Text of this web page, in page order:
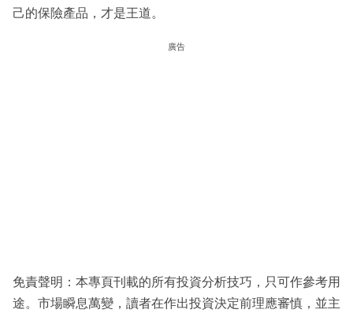
己的保險產品，才是王道。
廣告
免責聲明：本專頁刊載的所有投資分析技巧，只可作參考用
途。市場瞬息萬變，讀者在作出投資決定前理應審慎，並主